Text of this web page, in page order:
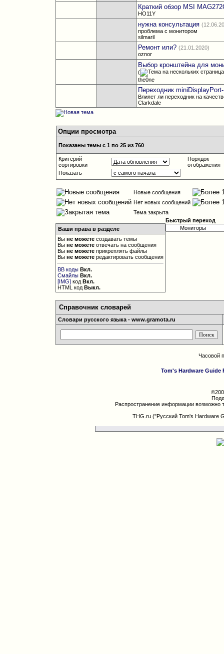
Краткий обзор MSI
HO11Y
нужна консультация
проблема с монитором
silmaril
Ремонт или? (21.01.2020)
oznor
Выбор кронштейна для
(
the0ne
Переходник
Влияет ли переходник на
Clarkdale
Опции просмотра
Показаны темы с 1 по 25 из 760
Критерий
сортировки
Порядок
отображения
Показать
Новые сообщения
Нет новых сообщений
Тема закрыта
Ваши права в разделе
Выне можете создавать темы
Выне можете отвечать на сообщения
Выне можете прикреплять файлы
Выне можете редактировать сообщения
BB коды Вкл.
Смайлы Вкл.
[IMG] кодВкл.
HTML кодВыкл.
Быстрый переход
Справочник словарей
Словари русского языка - www.gramota.ru
Часовой
Tom's Hardware Guide
Распространение информации возможно
THG.ru ("Русский Tom's Hardware